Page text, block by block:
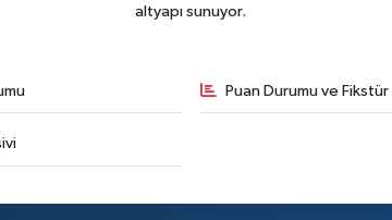
altyapı sunuyor.
Puan Durumu ve Fikstür